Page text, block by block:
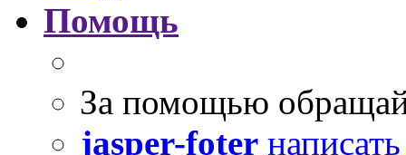
Помощь
За помощью
jasper-foter написать